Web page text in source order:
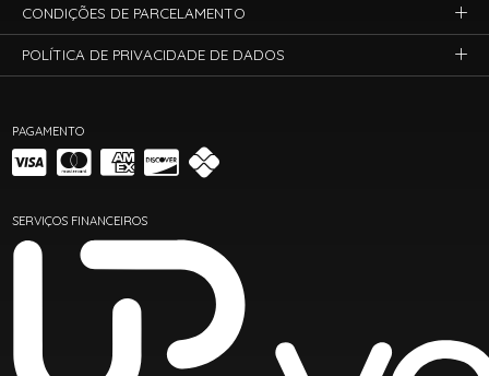
PAGAMENTO
SERVIÇOS FINANCEIROS
CONDIÇÕES DE PARCELAMENTO
POLÍTICA DE PRIVACIDADE DE DADOS